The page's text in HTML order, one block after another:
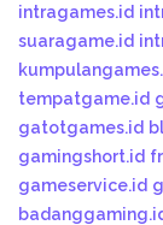
intragames.id
suaragame.id
tempatgame.id
gatotgames.id
gamingshort.id
gameservice.id